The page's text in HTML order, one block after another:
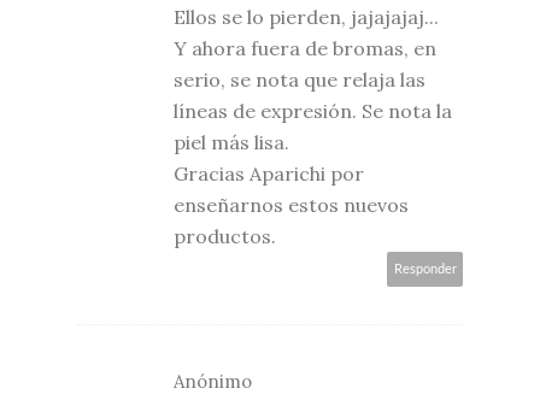
Ellos se lo pierden, jajajajaj...
Y ahora fuera de bromas, en
serio, se nota que relaja las
líneas de expresión. Se nota la
piel más lisa.
Gracias Aparichi por
enseñarnos estos nuevos
productos.
Responder
Anónimo